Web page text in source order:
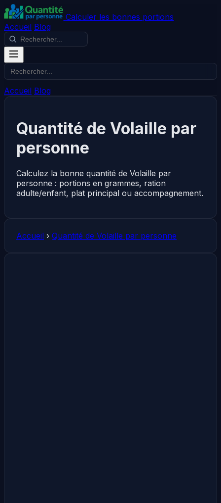
Calculer les bonnes portions
Accueil Blog
Accueil Blog
Quantité de Volaille par
personne
Calculez la bonne quantité de Volaille par
personne : portions en grammes, ration
adulte/enfant, plat principal ou accompagnement.
Accueil › Quantité de Volaille par personne